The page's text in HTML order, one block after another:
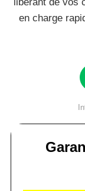
en charge